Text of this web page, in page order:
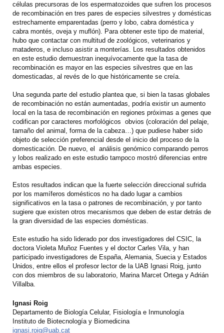
células precursoras de los espermatozoides que sufren los procesos
de recombinación en tres pares de especies silvestres y domésticas
estrechamente emparentadas (perro y lobo, cabra doméstica y
cabra montés, oveja y muflón). Para obtener este tipo de material,
hubo que contactar con multitud de zoológicos, veterinarios y
mataderos, e incluso asistir a monterías. Los resultados obtenidos
en este estudio demuestran inequívocamente que la tasa de
recombinación es mayor en las especies silvestres que en las
domesticadas, al revés de lo que históricamente se creía.
Una segunda parte del estudio plantea que, si bien la tasas globales
de recombinación no están aumentadas, podría existir un aumento
local en la tasa de recombinación en regiones próximas a genes que
codifican por caracteres morfológicos obvios (coloración del pelaje,
tamaño del animal, forma de la cabeza…) que pudiese haber sido
objeto de selección preferencial desde el inicio del proceso de la
domesticación. De nuevo, el análisis genómico comparando perros
y lobos realizado en este estudio tampoco mostró diferencias entre
ambas especies.
Estos resultados indican que la fuerte selección direccional sufrida
por los mamíferos domésticos no ha dado lugar a cambios
significativos en la tasa o patrones de recombinación, y por tanto
sugiere que existen otros mecanismos que deben de estar detrás de
la gran diversidad de las especies domésticas.
Este estudio ha sido liderado por dos investigadores del CSIC, la
doctora Violeta Muñoz Fuentes y el doctor Carles Vila, y han
participado investigadores de España, Alemania, Suecia y Estados
Unidos, entre ellos el profesor lector de la UAB Ignasi Roig, junto
con dos miembros de su laboratorio, Marina Marcet Ortega y Adrián
Villalba.
Ignasi Roig
Departamento de Biología Celular, Fisiología e Inmunología
Instituto de Biotecnología y Biomedicina
ignasi.roig@uab.cat